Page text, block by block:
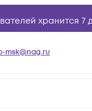
хранится 7
msk@nag.ru